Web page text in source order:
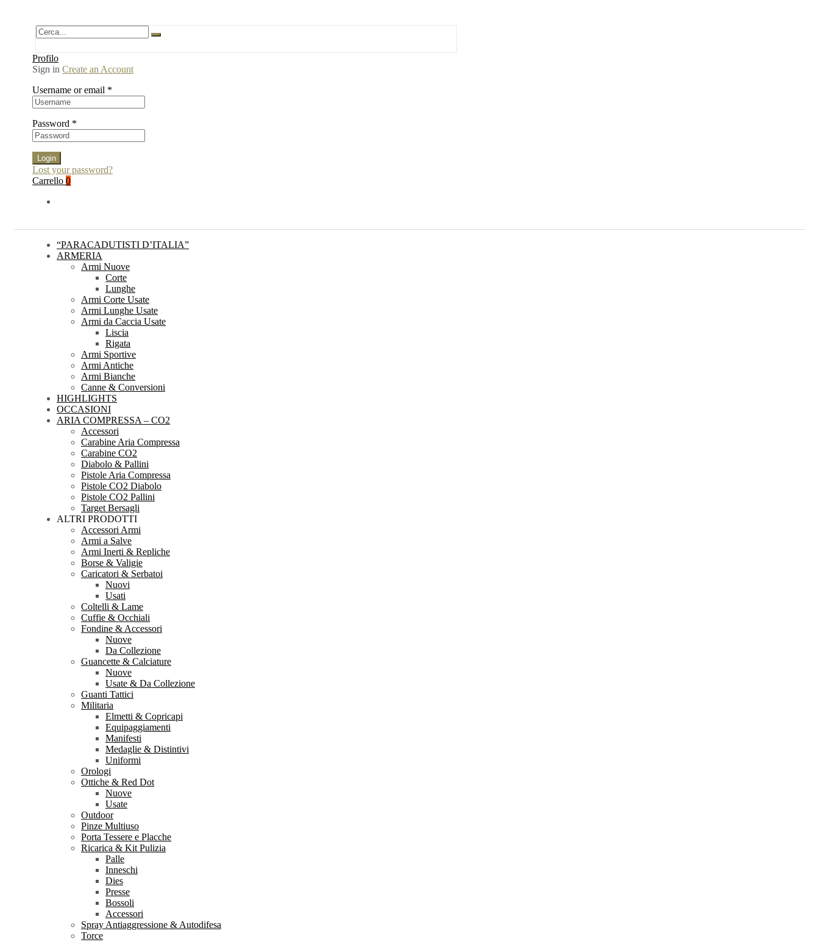
Profilo
Sign in Create an Account
Username or email *
Password *
Login
Lost your password?
Carrello 0
“PARACADUTISTI D’ITALIA”
ARMERIA
Armi Nuove
Corte
Lunghe
Armi Corte Usate
Armi Lunghe Usate
Armi da Caccia Usate
Liscia
Rigata
Armi Sportive
Armi Antiche
Armi Bianche
Canne & Conversioni
HIGHLIGHTS
OCCASIONI
ARIA COMPRESSA – CO2
Accessori
Carabine Aria Compressa
Carabine CO2
Diabolo & Pallini
Pistole Aria Compressa
Pistole CO2 Diabolo
Pistole CO2 Pallini
Target Bersagli
ALTRI PRODOTTI
Accessori Armi
Armi a Salve
Armi Inerti & Repliche
Borse & Valigie
Caricatori & Serbatoi
Nuovi
Usati
Coltelli & Lame
Cuffie & Occhiali
Fondine & Accessori
Nuove
Da Collezione
Guancette & Calciature
Nuove
Usate & Da Collezione
Guanti Tattici
Militaria
Elmetti & Copricapi
Equipaggiamenti
Manifesti
Medaglie & Distintivi
Uniformi
Orologi
Ottiche & Red Dot
Nuove
Usate
Outdoor
Pinze Multiuso
Porta Tessere e Placche
Ricarica & Kit Pulizia
Palle
Inneschi
Dies
Presse
Bossoli
Accessori
Spray Antiaggressione & Autodifesa
Torce